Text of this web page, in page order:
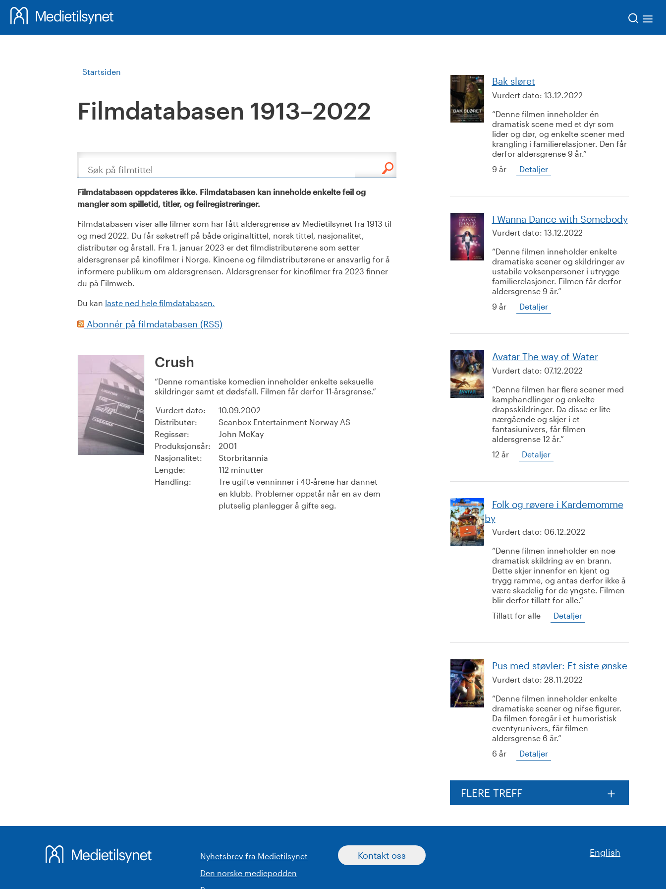
Startsiden
Filmdatabasen 1913–2022
Søk
Filmdatabasen oppdateres ikke. Filmdatabasen kan inneholde enkelte feil og
mangler som spilletid, titler, og feilregistreringer.
Filmdatabasen viser alle filmer som har fått aldersgrense av Medietilsynet fra 1913 til
og med 2022. Du får søketreff på både originaltittel, norsk tittel, nasjonalitet,
distributør og årstall. Fra 1. januar 2023 er det filmdistributørene som setter
aldersgrenser på kinofilmer i Norge. Kinoene og filmdistributørene er ansvarlig for å
informere publikum om aldersgrensen. Aldersgrenser for kinofilmer fra 2023 finner
du på Filmweb.
Du kan laste ned hele filmdatabasen.
Abonnér på filmdatabasen (RSS)
Crush
Denne romantiske komedien inneholder enkelte seksuelle
skildringer samt et dødsfall. Filmen får derfor 11-årsgrense.
Vurdert dato:
10.09.2002
Distributør:
Scanbox Entertainment Norway AS
Regissør:
John McKay
Produksjonsår:
2001
Nasjonalitet:
Storbritannia
Lengde:
112 minutter
Handling:
Tre ugifte venninner i 40-årene har dannet
en klubb. Problemer oppstår når en av dem
plutselig planlegger å gifte seg.
Bak sløret
Vurdert dato: 13.12.2022
Denne filmen inneholder én
dramatisk scene med et dyr som
lider og dør, og enkelte scener med
krangling i familierelasjoner. Den får
derfor aldersgrense 9 år.
9 år
Detaljer
I Wanna Dance with Somebody
Vurdert dato: 13.12.2022
Denne filmen inneholder enkelte
dramatiske scener og skildringer av
ustabile voksenpersoner i utrygge
familierelasjoner. Filmen får derfor
aldersgrense 9 år.
9 år
Detaljer
Avatar The way of Water
Vurdert dato: 07.12.2022
Denne filmen har flere scener med
kamphandlinger og enkelte
drapsskildringer. Da disse er lite
nærgående og skjer i et
fantasiunivers, får filmen
aldersgrense 12 år.
12 år
Detaljer
Folk og røvere i Kardemomme
by
Vurdert dato: 06.12.2022
Denne filmen inneholder en noe
dramatisk skildring av en brann.
Dette skjer innenfor en kjent og
trygg ramme, og antas derfor ikke å
være skadelig for de yngste. Filmen
blir derfor tillatt for alle.
Tillatt for alle
Detaljer
Pus med støvler: Et siste ønske
Vurdert dato: 28.11.2022
Denne filmen inneholder enkelte
dramatiske scener og nifse figurer.
Da filmen foregår i et humoristisk
eventyrunivers, får filmen
aldersgrense 6 år.
6 år
Detaljer
FLERE TREFF
Nyhetsbrev fra Medietilsynet
Den norske mediepodden
Kontakt oss English